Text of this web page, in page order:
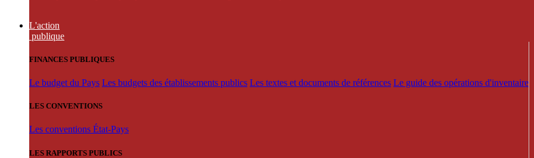
L'action
publique
FINANCES PUBLIQUES
Le budget du Pays Les budgets des établissements publics Les textes et documents de références Le guide des opérations d'inventaire
LES CONVENTIONS
Les conventions État-Pays
LES RAPPORTS PUBLICS